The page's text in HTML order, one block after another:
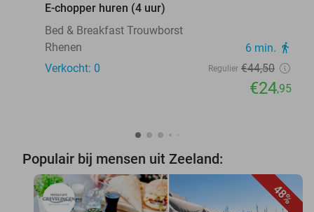
E-chopper huren (4 uur)
Bed & Breakfast Trouwborst
Rhenen
6 min. directions_walk
Verkocht: 0 Regulier €44,50
€24,95
Populair bij mensen uit Zeeland:
48%